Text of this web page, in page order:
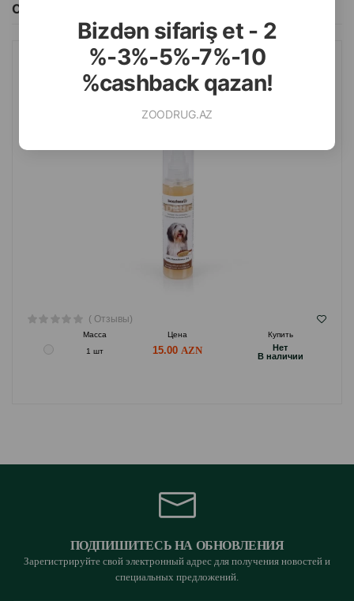
Bizdən sifariş et - 2
%-3%-5%-7%-10
%cashback qazan!
ZOODRUG.AZ
Смотреть Все
( Отзывы)
Масса Цена
Купить
1 шт
15.00
Hет
B наличии
ПОДПИШИТЕСЬ НА ОБНОВЛЕНИЯ
Зарегистрируйте свой электронный адрес для получения новостей и
специальных предложений.